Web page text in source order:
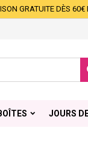
GRATUITE DÈS 60€
JOURS
à votre liste